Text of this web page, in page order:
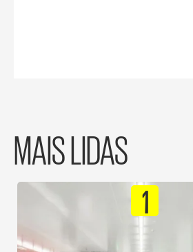
MAIS LIDAS
1